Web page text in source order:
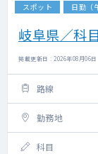
スポット 日勤（
岐阜県／科
掲載更新日 : 2026年08月06
路線
勤務地
科目